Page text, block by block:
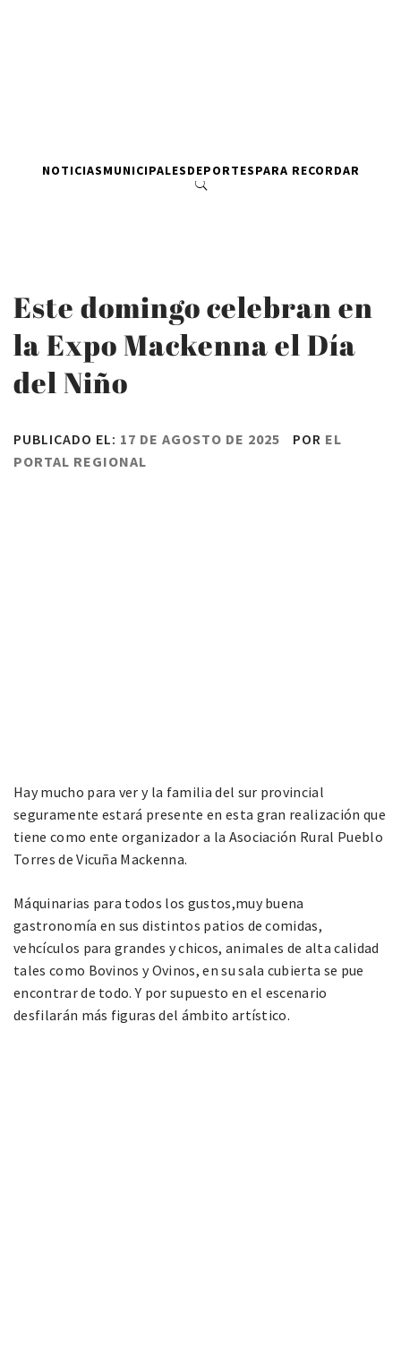
NOTICIASMUNICIPALESDEPORTESPARA RECORDAR
Este domingo celebran en
la Expo Mackenna el Día
del Niño
PUBLICADO EL: 17 DE AGOSTO DE 2025 POR EL
PORTAL REGIONAL
Hay mucho para ver y la familia del sur provincial
seguramente estará presente en esta gran realización que
tiene como ente organizador a la Asociación Rural Pueblo
Torres de Vicuña Mackenna.
Máquinarias para todos los gustos,muy buena
gastronomía en sus distintos patios de comidas,
vehcículos para grandes y chicos, animales de alta calidad
tales como Bovinos y Ovinos, en su sala cubierta se pue
encontrar de todo. Y por supuesto en el escenario
desfilarán más figuras del ámbito artístico.